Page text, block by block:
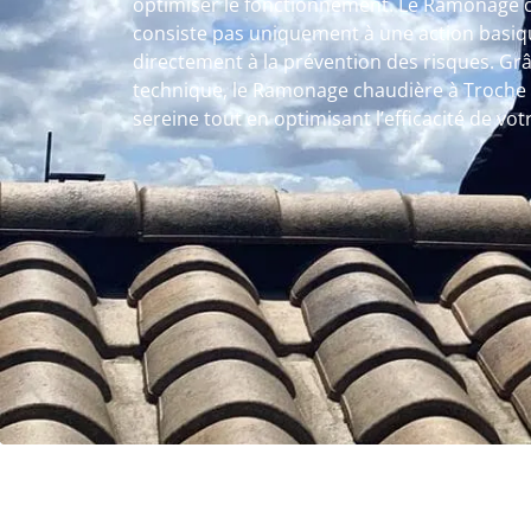
consiste pas uniquement à une action
directement à la prévention des risques.
technique, le Ramonage chaudière à
sereine tout en optimisant l’efficacité de